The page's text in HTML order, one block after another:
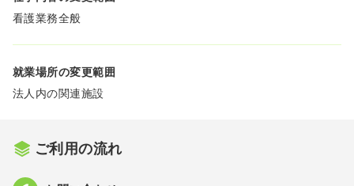
看護業務全般
就業場所の変更範囲
法人内の関連施設
ご利用の流れ